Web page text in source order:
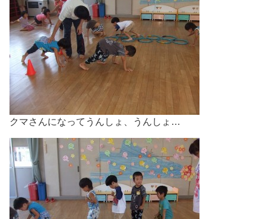
クマさんになってうんしょ、うんしょ…